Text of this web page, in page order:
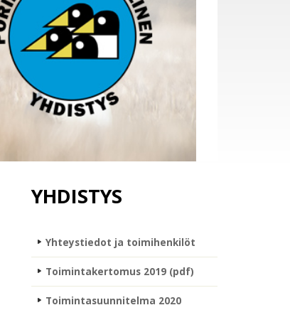
YHDISTYS
Yhteystiedot ja toimihenkilöt
Toimintakertomus 2019 (pdf)
Toimintasuunnitelma 2020